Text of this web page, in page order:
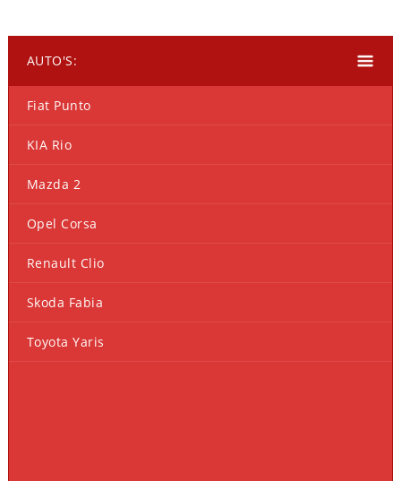
AUTO'S:
Fiat Punto
KIA Rio
Mazda 2
Opel Corsa
Renault Clio
Skoda Fabia
Toyota Yaris